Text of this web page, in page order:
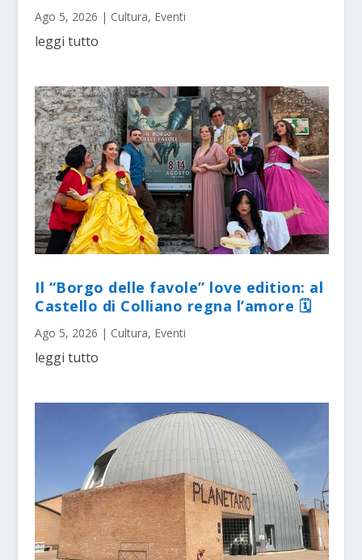
Ago 5, 2026 | Cultura, Eventi
leggi tutto
Il “Borgo delle favole” love edition: al
Castello di Colliano regna l’amore 🗓
Ago 5, 2026 | Cultura, Eventi
leggi tutto